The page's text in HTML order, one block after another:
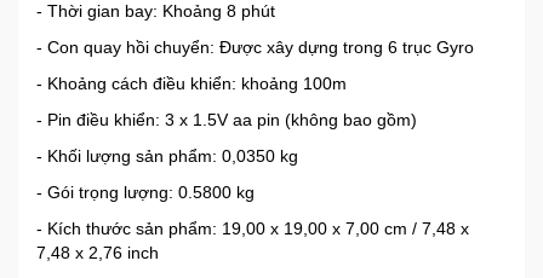
- Thời gian bay: Khoảng 8 phút
- Con quay hồi chuyển: Được xây dựng trong 6 trục Gyro
- Khoảng cách điều khiển: khoảng 100m
- Pin điều khiển: 3 x 1.5V aa pin (không bao gồm)
- Khối lượng sản phẩm: 0,0350 kg
- Gói trọng lượng: 0.5800 kg
- Kích thước sản phẩm: 19,00 x 19,00 x 7,00 cm / 7,48 x
7,48 x 2,76 inch